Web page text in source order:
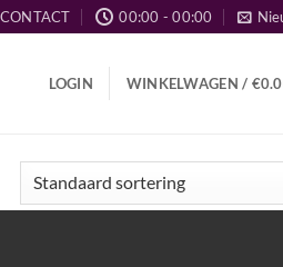
CONTACT 00:00 - 00:00
LOGIN WINKELWAGEN / €